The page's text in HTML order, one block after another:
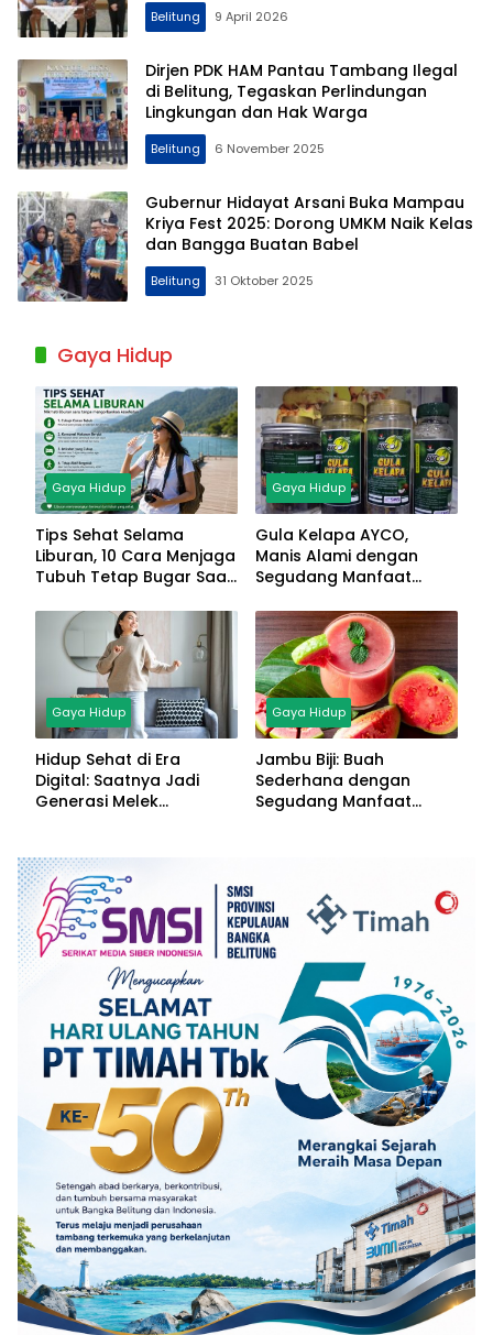
Belitung 9 April 2026
Dirjen PDK HAM Pantau Tambang Ilegal
di Belitung, Tegaskan Perlindungan
Lingkungan dan Hak Warga
Belitung 6 November 2025
Gubernur Hidayat Arsani Buka Mampau
Kriya Fest 2025: Dorong UMKM Naik Kelas
dan Bangga Buatan Babel
Belitung 31 Oktober 2025
Gaya Hidup
Gaya Hidup
Tips Sehat Selama
Liburan, 10 Cara Menjaga
Tubuh Tetap Bugar Saat
Gaya Hidup
Gula Kelapa AYCO,
Manis Alami dengan
Segudang Manfaat
Gaya Hidup
Hidup Sehat di Era
Digital: Saatnya Jadi
Generasi Melek
Gaya Hidup
Jambu Biji: Buah
Sederhana dengan
Segudang Manfaat